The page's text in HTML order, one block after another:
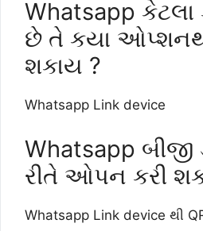
Whatsapp કેટલા
છે તે કયા
શકાય ?
Whatsapp Link device
Whatsapp બીજી
રીતે ઓપન કરી
Whatsapp Link device થી